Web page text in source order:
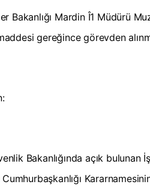
Bakanlığı Mardin Î1 Müdürü
gereğince görevden
Bakanlığında açık bulunan
Cumhurbaşkanlığı